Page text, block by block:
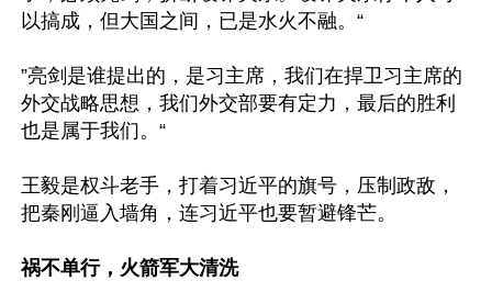
以搞成，但大国之间，已是水火不融。“
”亮剑是谁提出的，是习主席，我们在捍卫习主席的
外交战略思想，我们外交部要有定力，最后的胜利
也是属于我们。“
王毅是权斗老手，打着习近平的旗号，压制政敌，
把秦刚逼入墙角，连习近平也要暂避锋芒。
祸不单行，火箭军大清洗